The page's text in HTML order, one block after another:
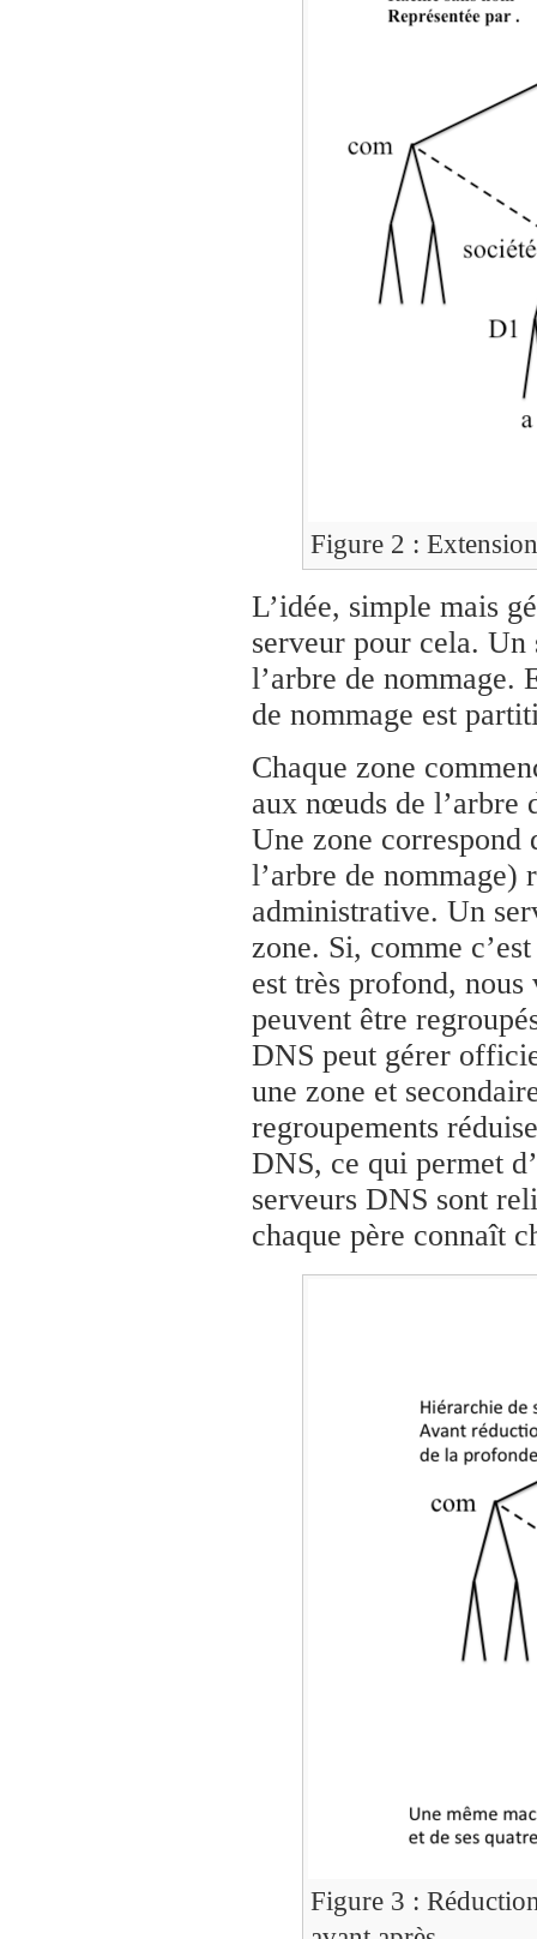
Figure 2 :
L’idée, simple mais
serveur pour cela. Un
l’arbre de nommage.
de nommage est
Chaque zone
aux nœuds de l’arbre
Une zone correspond
l’arbre de nommage)
administrative. Un
zone. Si, comme
est très profond,
peuvent être
DNS peut gérer
une zone et
regroupements
DNS, ce qui permet
serveurs DNS sont
chaque père connaît
Figure 3 :